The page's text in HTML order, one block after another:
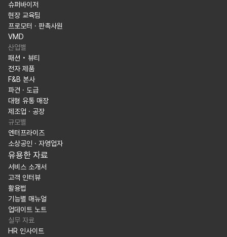
슈퍼바이저
현장 교육팀
프로모터 · 판촉사원
VMD
산업별
패션 • 뷰티
전자 제품
F&B 본사
파견 · 도급
대형 유통 매장
제조업 · 공장
규모별
엔터프라이즈
소상공인 · 자영업자
유용한 자료
서비스 소개서
고객 인터뷰
활용법
기능별 매뉴얼
업데이트 노트
실무 자료
HR 인사이트